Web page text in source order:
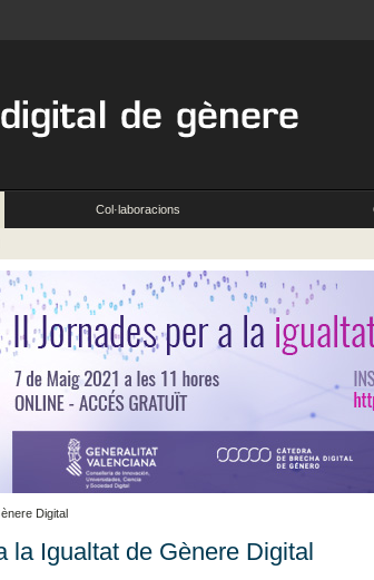
Col·laboracions
Digital
la Igualtat de Gènere Digital